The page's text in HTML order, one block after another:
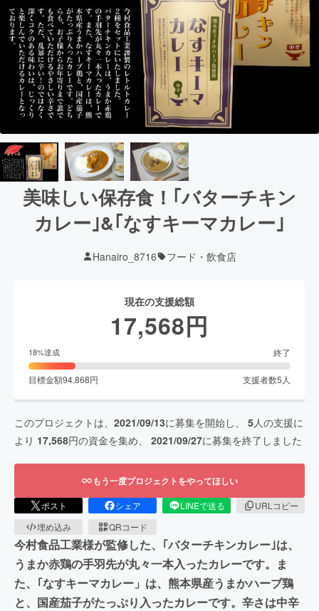
美味しい保存食！｢バターチキン
カレー｣&｢なすキーマカレー｣
Hanairo_8716 フード・飲食店
現在の支援総額
17,568円
18%達成 終了
目標金額94,868円 支援者数5 人
このプロジェクトは、 2021/09/13に募集を開始し、 5人の支援に
より 17,568円の資金を集め、 2021/09/27に募集を終了しました
もう一度プロジェクトをやってほしい
ポスト シェア LINEで送る
URLコピー
埋め込み
QRコード
今村食品工業様が監修した、｢バターチキンカレー｣は、
うまか赤鶏の手羽先が丸々一本入ったカレーです。ま
た、｢なすキーマカレー」は、熊本県産うまかハーブ鶏
と、国産茄子がたっぷり入ったカレーです。辛さは中辛